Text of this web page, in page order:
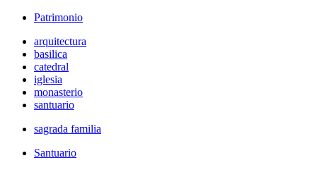
Patrimonio
arquitectura
basilica
catedral
iglesia
monasterio
santuario
sagrada familia
Santuario